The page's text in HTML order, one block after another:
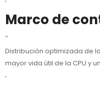
'
Marco de
''
Distribución optimizada de
mayor vida útil de la CPU y
'